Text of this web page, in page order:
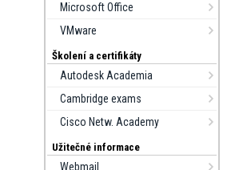
Microsoft Office
VMware
Školení a certifikáty
Autodesk Academia
Cambridge exams
Cisco Netw. Academy
Užitečné informace
Webmail